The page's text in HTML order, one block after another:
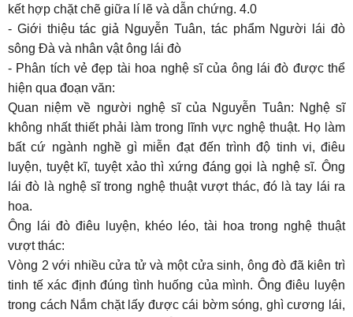
kết hợp chặt chẽ giữa lí lẽ và dẫn chứng. 4.0
- Giới thiệu tác giả Nguyễn Tuân, tác phẩm Người lái đò
sông Đà và nhân vật ông lái đò
- Phân tích vẻ đẹp tài hoa nghệ sĩ của ông lái đò được thể
hiện qua đoạn văn:
Quan niệm về người nghệ sĩ của Nguyễn Tuân: Nghệ sĩ
không nhất thiết phải làm trong lĩnh vực nghệ thuật. Họ làm
bất cứ ngành nghề gì miễn đạt đến trình độ tinh vi, điêu
luyện, tuyệt kĩ, tuyệt xảo thì xứng đáng gọi là nghệ sĩ. Ông
lái đò là nghệ sĩ trong nghệ thuật vượt thác, đó là tay lái ra
hoa.
Ông lái đò điêu luyện, khéo léo, tài hoa trong nghệ thuật
vượt thác:
Vòng 2 với nhiều cửa tử và một cửa sinh, ông đò đã kiên trì
tinh tế xác định đúng tình huống của mình. Ông điêu luyện
trong cách Nắm chặt lấy được cái bờm sóng, ghì cương lái,